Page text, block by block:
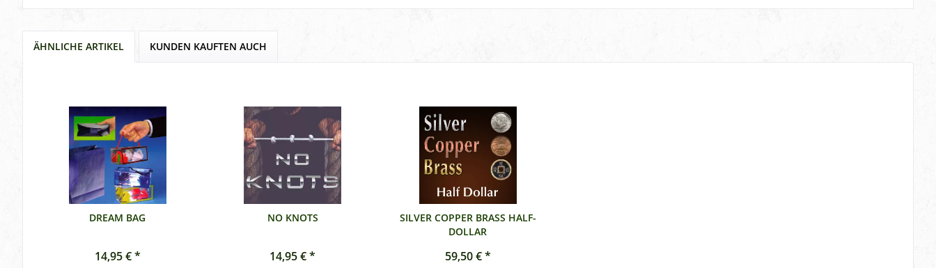
ÄHNLICHE ARTIKEL KUNDEN KAUFTEN AUCH
DREAM BAG
14,95 € *
NO KNOTS
14,95 € *
SILVER COPPER BRASS HALF-
DOLLAR
59,50 € *